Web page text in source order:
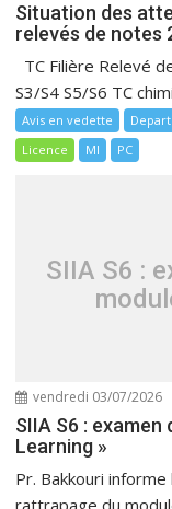
Situation des
relevés de notes
TC Filière Relevé
S3/S4 S5/S6 TC
Avis en vedette
Licence
MI PC
SIIA S6 :
vendredi 03/07/2026
SIIA S6 :
Learning »
Pr. Bakkouri